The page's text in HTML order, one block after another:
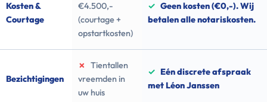
Kosten &
Courtage
€4.500,-
(courtage +
opstartkosten)
✓ Geen kosten (€0,-). Wij
betalen alle notariskosten.
Bezichtigingen
✗
Tientallen
vreemden in
uw huis
✓ Eén discrete afspraak
met Léon Janssen